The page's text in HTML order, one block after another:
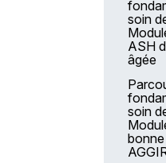
soin
ASH
âgée
soin
bonne